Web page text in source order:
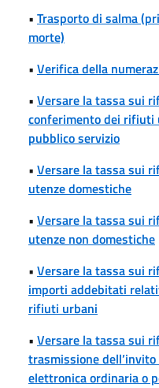
• Trasporto di salma
morte)
• Verifica della
• Versare la tassa sui
conferimento dei rifiuti
pubblico servizio
• Versare la tassa sui
utenze domestiche
• Versare la tassa sui
utenze non domestiche
• Versare la tassa sui
importi addebitati
rifiuti urbani
• Versare la tassa sui
trasmissione
elettronica ordinaria o